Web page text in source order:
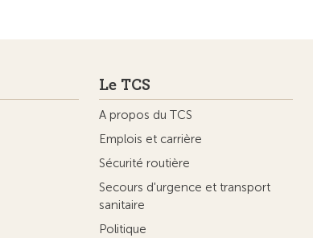
Le TCS
A propos du TCS
Emplois et carrière
Sécurité routière
Secours d'urgence et transport
sanitaire
Politique